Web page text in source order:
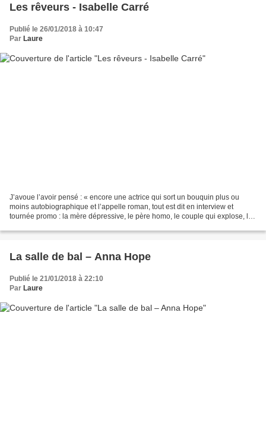
Les rêveurs - Isabelle Carré
Publié le 26/01/2018 à 10:47
Par Laure
J’avoue l’avoir pensé : « encore une actrice qui sort un bouquin plus ou
moins autobiographique et l’appelle roman, tout est dit en interview et
tournée promo : la mère dépressive, le père homo, le couple qui explose, la
La salle de bal – Anna Hope
Publié le 21/01/2018 à 22:10
Par Laure